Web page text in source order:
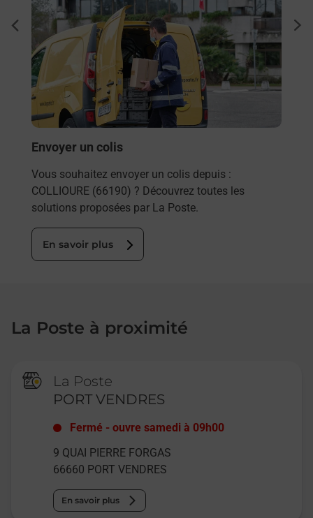
Envoyer un colis
Vous souhaitez envoyer un colis depuis :
COLLIOURE (66190) ? Découvrez toutes les
solutions proposées par La Poste.
En savoir plus
La Poste à proximité
La Poste
PORT VENDRES
Fermé -ouvre samedi à 09h00
9 QUAI PIERRE FORGAS
66660 PORT VENDRES
En savoir plus